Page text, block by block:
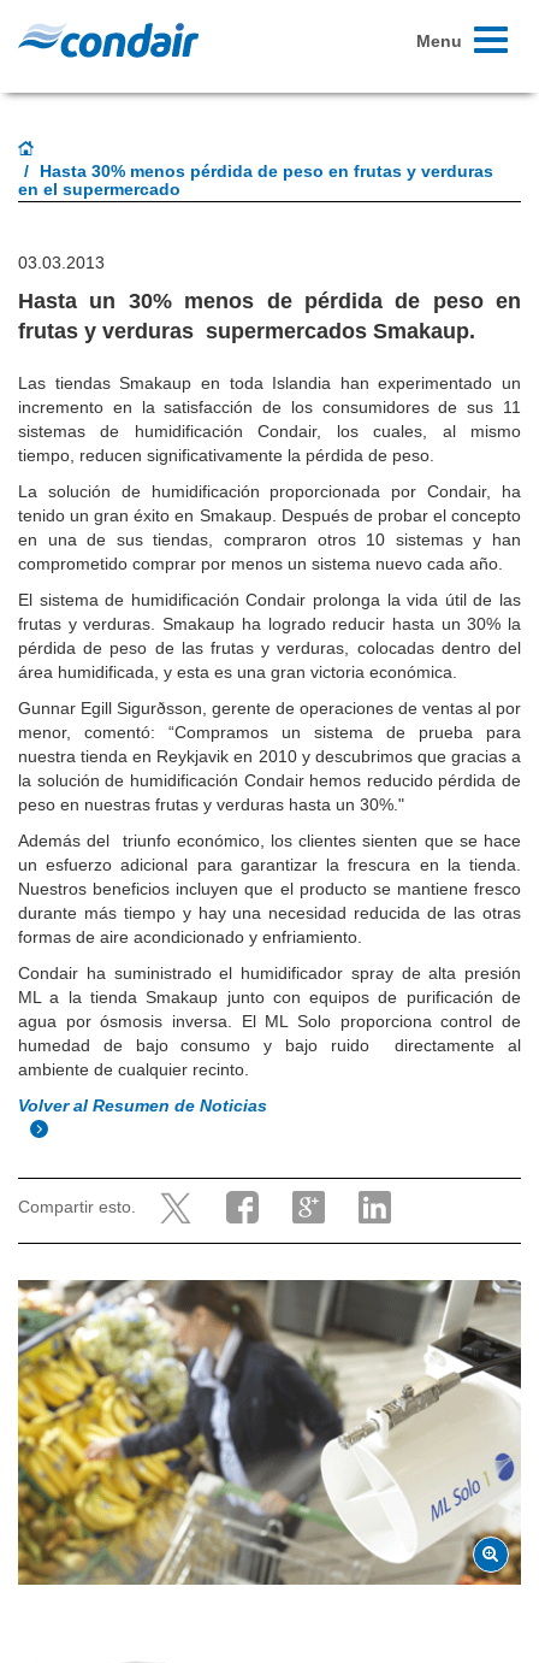
Toggle
Menu
Hasta 30% menos pérdida de peso en frutas y verduras
en el supermercado
03.03.2013
Hasta un 30% menos de pérdida de peso en
frutas y verduras supermercados Smakaup.
Las tiendas Smakaup en toda Islandia han experimentado un
incremento en la satisfacción de los consumidores de sus 11
sistemas de humidificación Condair, los cuales, al mismo
tiempo, reducen significativamente la pérdida de peso.
La solución de humidificación proporcionada por Condair, ha
tenido un gran éxito en Smakaup. Después de probar el concepto
en una de sus tiendas, compraron otros 10 sistemas y han
comprometido comprar por menos un sistema nuevo cada año.
El sistema de humidificación Condair prolonga la vida útil de las
frutas y verduras. Smakaup ha logrado reducir hasta un 30% la
pérdida de peso de las frutas y verduras, colocadas dentro del
área humidificada, y esta es una gran victoria económica.
Gunnar Egill Sigurðsson, gerente de operaciones de ventas al por
menor, comentó: “Compramos un sistema de prueba para
nuestra tienda en Reykjavik en 2010 y descubrimos que gracias a
la solución de humidificación Condair hemos reducido pérdida de
peso en nuestras frutas y verduras hasta un 30%."
Además del triunfo económico, los clientes sienten que se hace
un esfuerzo adicional para garantizar la frescura en la tienda.
Nuestros beneficios incluyen que el producto se mantiene fresco
durante más tiempo y hay una necesidad reducida de las otras
formas de aire acondicionado y enfriamiento.
Condair ha suministrado el humidificador spray de alta presión
ML a la tienda Smakaup junto con equipos de purificación de
agua por ósmosis inversa. El ML Solo proporciona control de
humedad de bajo consumo y bajo ruido directamente al
ambiente de cualquier recinto.
Volver al Resumen de Noticias
Compartir esto.